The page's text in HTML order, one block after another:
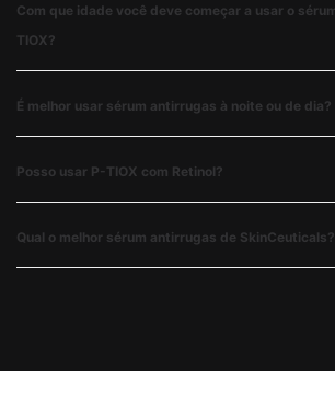
Com que idade você deve começar a usar o
TIOX?
É melhor usar sérum antirrugas à noite ou de dia?
Posso usar P-TIOX com Retinol?​​​
Qual o melhor sérum antirrugas de SkinCeuticals?